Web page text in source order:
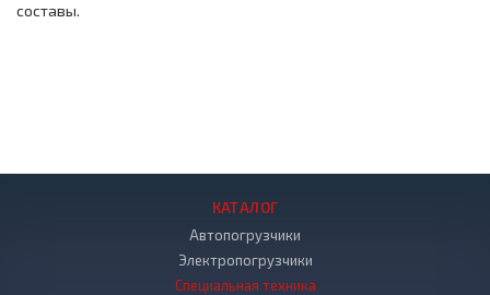
составы.
КАТАЛОГ
Автопогрузчики
Электропогрузчики
Специальная техника